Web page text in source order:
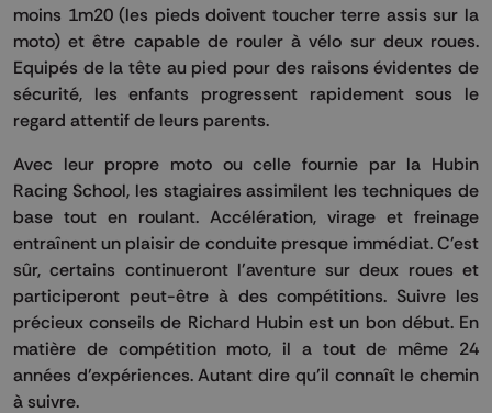
moins 1m20 (les pieds doivent toucher terre assis sur la
moto) et être capable de rouler à vélo sur deux roues.
Equipés de la tête au pied pour des raisons évidentes de
sécurité, les enfants progressent rapidement sous le
regard attentif de leurs parents.
Avec leur propre moto ou celle fournie par la Hubin
Racing School, les stagiaires assimilent les techniques de
base tout en roulant. Accélération, virage et freinage
entraînent un plaisir de conduite presque immédiat. C'est
sûr, certains continueront l'aventure sur deux roues et
participeront peut-être à des compétitions. Suivre les
précieux conseils de Richard Hubin est un bon début. En
matière de compétition moto, il a tout de même 24
années d’expériences. Autant dire qu’il connaît le chemin
à suivre.